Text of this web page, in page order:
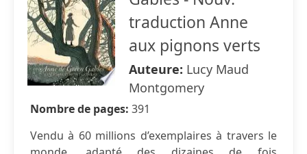
traduction Anne
aux pignons verts
Auteure: Lucy Maud
Montgomery
Nombre de pages: 391
Vendu à 60 millions d’exemplaires à travers le